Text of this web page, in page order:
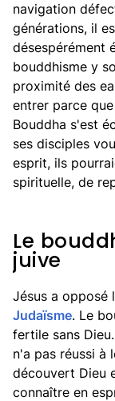
navigation
générations, il
désespérément
bouddhisme y
proximité des
entrer parce
Bouddha s'est
ses disciples
esprit, ils
spirituelle, de
Le
juive
Jésus a opposé
Judaïsme. Le
fertile sans
n'a pas réussi à
découvert Dieu
connaître en